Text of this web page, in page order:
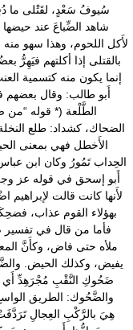
سُيوفُ سَعْدٍ، لقَتْلى ما
شاهد الضِّباعَ عند حيضها
لأَكل اللحوم، وهذا سهو
بالقتلى إذا أكلتهم
إنما يكون منه كتسمية
أَبو طالب: وقال
الطَّلْعة (* قوله “من
الضحاك، كشداد: طلع
الأَخطل فهي بمعنى
الحِداب تَمُورُ وكان ابن
أَبو إسحق في قوله عز
لأَنها كانت قالت
بهؤلاء القوم عذاب،
فأما من قال في
ملأه حتى فاض، وكأَنَّ
يفيض، وكذلك الحيض.
ضَحُوكِ النَّقْبِ مُجْرَهِدِّ أَي
والضَّحُوك: الطريق
هِيَ بالرَّكْبِ العِجالِ